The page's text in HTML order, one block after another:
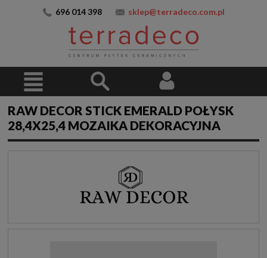
696 014 398 sklep@terradeco.com.pl
RAW DECOR STICK EMERALD POŁYSK
28,4X25,4 MOZAIKA DEKORACYJNA